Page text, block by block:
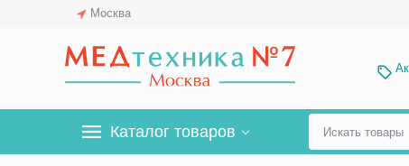
Москва
Каталог товаров